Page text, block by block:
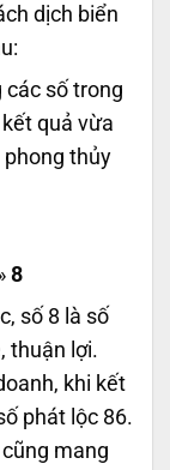
dịch biển
các số trong
quả vừa
thủy
8
số 8 là số
thuận lợi.
khi kết
phát lộc 86.
mang